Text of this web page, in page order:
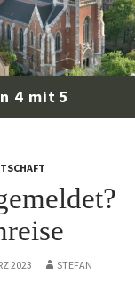
2023 STEFAN